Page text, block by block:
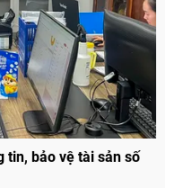
tin, bảo vệ tài sản số